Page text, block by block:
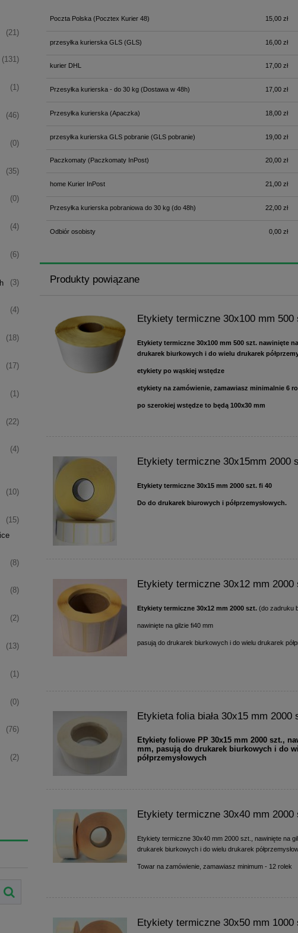
(21)
(131)
(1)
(46)
(0)
(35)
(0)
(4)
(6)
(3)
(4)
(18)
(17)
(1)
(22)
(4)
(10)
(15)
(8)
(8)
(2)
(13)
(1)
(0)
(76)
(2)
płatności
Poczta Polska(Pocztex Kurier 48) 15,00 zł
przesyłka kurierska GLS(GLS) 16,00 zł
kurier DHL 17,00 zł
Przesyłka kurierska - do 30 kg(Dostawa w 48h) 17,00 zł
Przesyłka kurierska (Apaczka) 18,00 zł
przesyłka kurierska GLS pobranie(GLS pobranie) 19,00 zł
Paczkomaty(Paczkomaty InPost) 20,00 zł
home Kurier InPost 21,00 zł
Przesyłka kurierska pobraniowa do 30 kg(do 48h) 22,00 zł
Odbiór osobisty 0,00 zł
Produkty powiązane
Etykiety termiczne 30x100 mm 500
Etykiety termiczne 30x100 mm 500 szt. nawinięte
drukarek biurkowych i do wielu drukarek
etykiety po wąskiej wstędze
etykiety na zamówienie, zamawiasz minimalnie 6
po szerokiej wstędze to będą 100x30 mm
Etykiety termiczne 30x15mm 2000
Etykiety termiczne 30x15 mm 2000 szt. fi 40
Do do drukarek biurowych i półprzemysłowych.
Etykiety termiczne 30x12 mm 2000
Etykiety termiczne 30x12 mm 2000 szt. (do zadruku
nawinięte na gilzie fi40 mm
pasują do drukarek biurkowych i do wielu drukarek
Etykieta folia biała 30x15 mm
Etykiety foliowe PP 30x15 mm 2000 szt.,
mm, pasują do drukarek biurkowych i do
półprzemysłowych
Etykiety termiczne 30x40 mm 2000
Etykiety termiczne 30x40 mm 2000 szt., nawinięte na
drukarek biurkowych i do wielu drukarek
Towar na zamówienie, zamawiasz minimum - 12 rolek
Etykiety termiczne 30x50 mm 1000